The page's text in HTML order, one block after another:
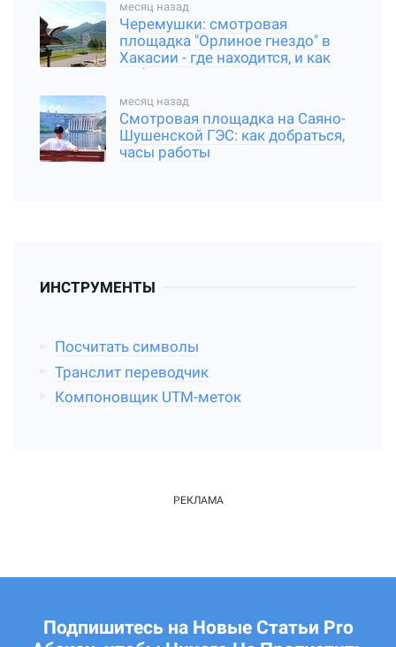
месяц назад
Черемушки: смотровая
площадка "Орлиное гнездо" в
Хакасии - где находится, и как
добраться
месяц назад
Смотровая площадка на Саяно-
Шушенской ГЭС: как добраться,
часы работы
ИНСТРУМЕНТЫ
Посчитать символы
Транслит переводчик
Компоновщик UTM-меток
Подпишитесь на Новые Статьи Pro